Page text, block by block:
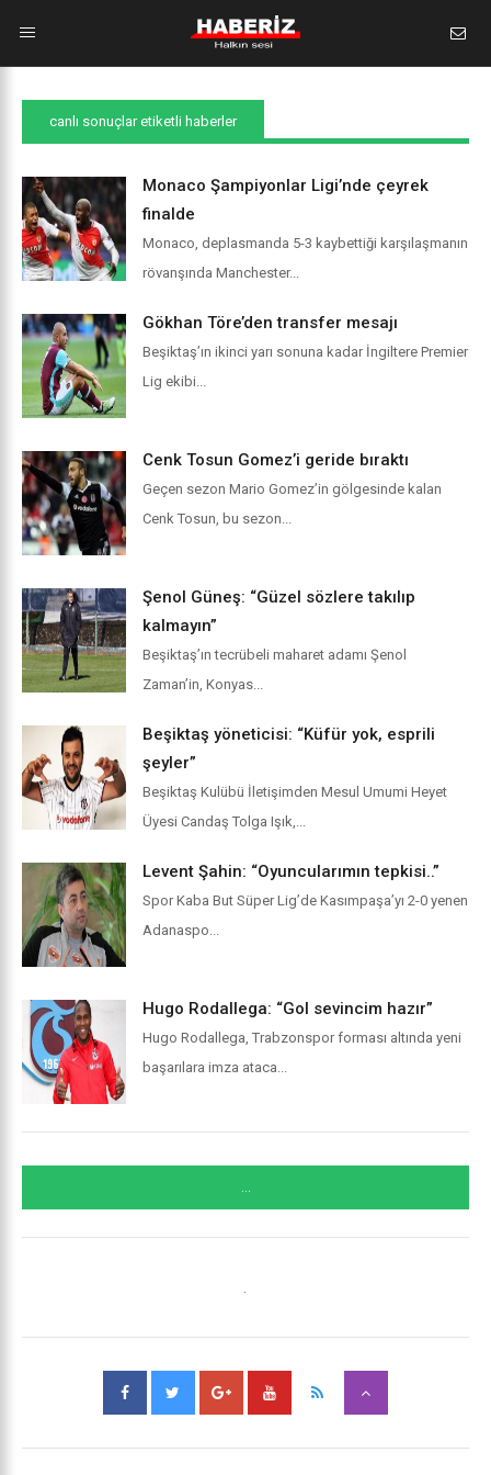
canlı sonuçlar etiketli haberler
Monaco Şampiyonlar Ligi’nde çeyrek
finalde
Monaco, deplasmanda 5-3 kaybettiği karşılaşmanın
rövanşında Manchester...
Gökhan Töre’den transfer mesajı
Beşiktaş’ın ikinci yarı sonuna kadar İngiltere Premier
Lig ekibi...
Cenk Tosun Gomez’i geride bıraktı
Geçen sezon Mario Gomez’in gölgesinde kalan
Cenk Tosun, bu sezon...
Şenol Güneş: “Güzel sözlere takılıp
kalmayın”
Beşiktaş’ın tecrübeli maharet adamı Şenol
Zaman’in, Konyas...
Beşiktaş yöneticisi: “Küfür yok, esprili
şeyler”
Beşiktaş Kulübü İletişimden Mesul Umumi Heyet
Üyesi Candaş Tolga Işık,...
Levent Şahin: “Oyuncularımın tepkisi..”
Spor Kaba But Süper Lig’de Kasımpaşa’yı 2-0 yenen
Adanaspo...
Hugo Rodallega: “Gol sevincim hazır”
Hugo Rodallega, Trabzonspor forması altında yeni
başarılara imza ataca...
...